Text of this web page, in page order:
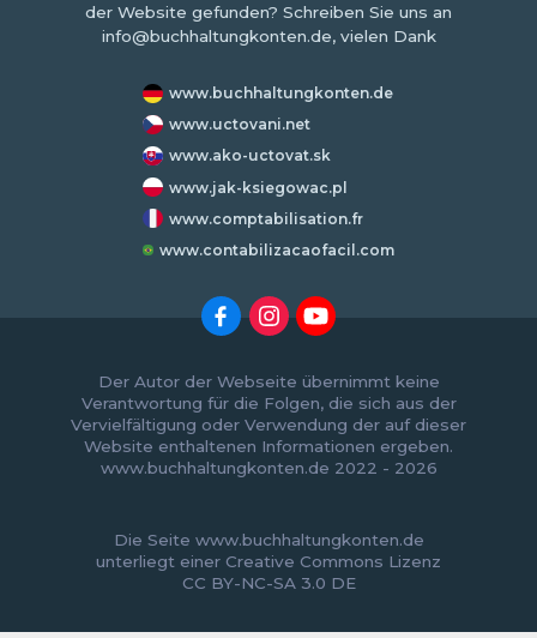
der Website gefunden? Schreiben Sie uns an
info@buchhaltungkonten.de, vielen Dank
www.buchhaltungkonten.de
www.uctovani.net
www.ako-uctovat.sk
www.jak-ksiegowac.pl
www.comptabilisation.fr
www.contabilizacaofacil.com
Der Autor der Webseite übernimmt keine
Verantwortung für die Folgen, die sich aus der
Vervielfältigung oder Verwendung der auf dieser
Website enthaltenen Informationen ergeben.
www.buchhaltungkonten.de 2022 - 2026
Die Seite www.buchhaltungkonten.de
unterliegt einer Creative Commons Lizenz
CC BY-NC-SA 3.0 DE